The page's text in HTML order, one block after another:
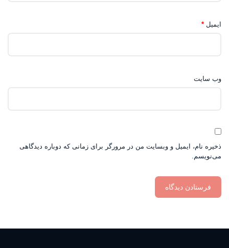
ایمیل *
وب‌ سایت
ذخیره نام، ایمیل و وبسایت من در مرورگر برای زمانی که دوباره دیدگاهی
می‌نویسم.